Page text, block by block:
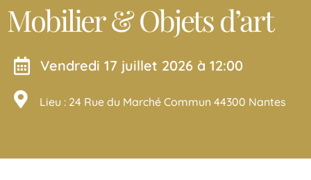
Mobilier & Objets d’art
vendredi 17 juillet 2026 à 12:00
Lieu : 24 Rue du Marché Commun 44300 Nantes